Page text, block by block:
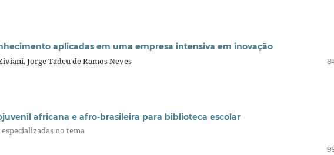
aplicadas em uma empresa intensiva em inovação
Jorge Tadeu de Ramos Neves
africana e afro-brasileira para biblioteca escolar
no tema